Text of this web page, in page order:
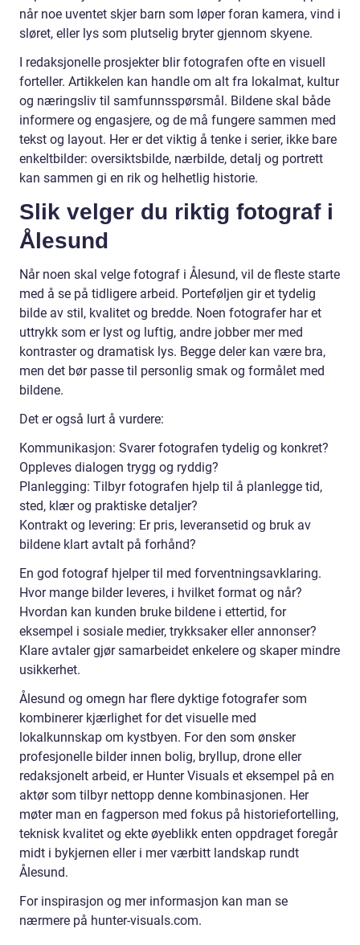
når noe uventet skjer barn som løper foran kamera, vind i
sløret, eller lys som plutselig bryter gjennom skyene.
I redaksjonelle prosjekter blir fotografen ofte en visuell
forteller. Artikkelen kan handle om alt fra lokalmat, kultur
og næringsliv til samfunnsspørsmål. Bildene skal både
informere og engasjere, og de må fungere sammen med
tekst og layout. Her er det viktig å tenke i serier, ikke bare
enkeltbilder: oversiktsbilde, nærbilde, detalj og portrett
kan sammen gi en rik og helhetlig historie.
Slik velger du riktig fotograf i
Ålesund
Når noen skal velge fotograf i Ålesund, vil de fleste starte
med å se på tidligere arbeid. Porteføljen gir et tydelig
bilde av stil, kvalitet og bredde. Noen fotografer har et
uttrykk som er lyst og luftig, andre jobber mer med
kontraster og dramatisk lys. Begge deler kan være bra,
men det bør passe til personlig smak og formålet med
bildene.
Det er også lurt å vurdere:
Kommunikasjon: Svarer fotografen tydelig og konkret?
Oppleves dialogen trygg og ryddig?
Planlegging: Tilbyr fotografen hjelp til å planlegge tid,
sted, klær og praktiske detaljer?
Kontrakt og levering: Er pris, leveransetid og bruk av
bildene klart avtalt på forhånd?
En god fotograf hjelper til med forventningsavklaring.
Hvor mange bilder leveres, i hvilket format og når?
Hvordan kan kunden bruke bildene i ettertid, for
eksempel i sosiale medier, trykksaker eller annonser?
Klare avtaler gjør samarbeidet enkelere og skaper mindre
usikkerhet.
Ålesund og omegn har flere dyktige fotografer som
kombinerer kjærlighet for det visuelle med
lokalkunnskap om kystbyen. For den som ønsker
profesjonelle bilder innen bolig, bryllup, drone eller
redaksjonelt arbeid, er Hunter Visuals et eksempel på en
aktør som tilbyr nettopp denne kombinasjonen. Her
møter man en fagperson med fokus på historiefortelling,
teknisk kvalitet og ekte øyeblikk enten oppdraget foregår
midt i bykjernen eller i mer værbitt landskap rundt
Ålesund.
For inspirasjon og mer informasjon kan man se
nærmere på hunter-visuals.com.